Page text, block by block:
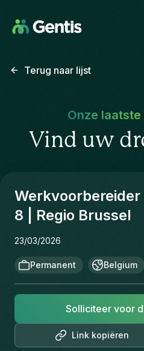
Terug naar lijst
Onze
Vind uw
Werkvoorbereider
8 | Regio Brussel
23/03/2026
Permanent Belgium
Link kopiëren
Solliciteer voor